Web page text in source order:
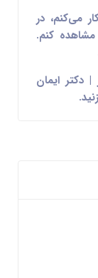
می‌کنم، در
کنم.
دکتر ایمان